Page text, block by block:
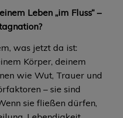
Leben „im Fluss“ –
was jetzt da ist:
Körper, deinem
wie Wut, Trauer und
– sie sind
sie fließen dürfen,